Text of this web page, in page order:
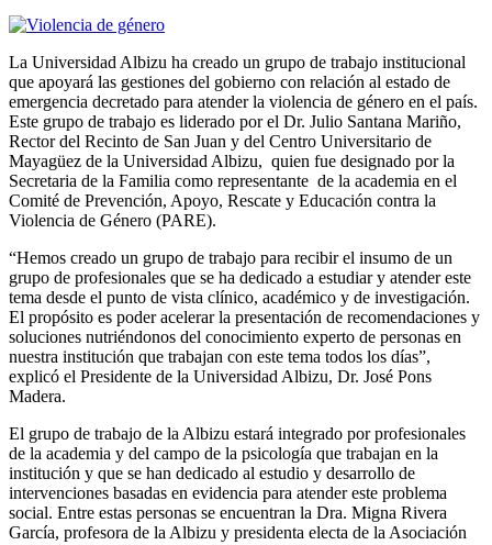
La Universidad Albizu ha creado un grupo de trabajo institucional
que apoyará las gestiones del gobierno con relación al estado de
emergencia decretado para atender la violencia de género en el país.
Este grupo de trabajo es liderado por el Dr. Julio Santana Mariño,
Rector del Recinto de San Juan y del Centro Universitario de
Mayagüez de la Universidad Albizu, quien fue designado por la
Secretaria de la Familia como representante de la academia en el
Comité de Prevención, Apoyo, Rescate y Educación contra la
Violencia de Género (PARE).
“Hemos creado un grupo de trabajo para recibir el insumo de un
grupo de profesionales que se ha dedicado a estudiar y atender este
tema desde el punto de vista clínico, académico y de investigación.
El propósito es poder acelerar la presentación de recomendaciones y
soluciones nutriéndonos del conocimiento experto de personas en
nuestra institución que trabajan con este tema todos los días”,
explicó el Presidente de la Universidad Albizu, Dr. José Pons
Madera.
El grupo de trabajo de la Albizu estará integrado por profesionales
de la academia y del campo de la psicología que trabajan en la
institución y que se han dedicado al estudio y desarrollo de
intervenciones basadas en evidencia para atender este problema
social. Entre estas personas se encuentran la Dra. Migna Rivera
García, profesora de la Albizu y presidenta electa de la Asociación